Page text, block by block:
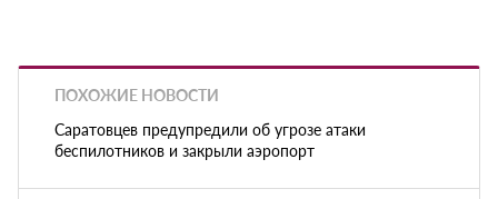
ПОХОЖИЕ НОВОСТИ
Саратовцев предупредили об угрозе атаки
беспилотников и закрыли аэропорт